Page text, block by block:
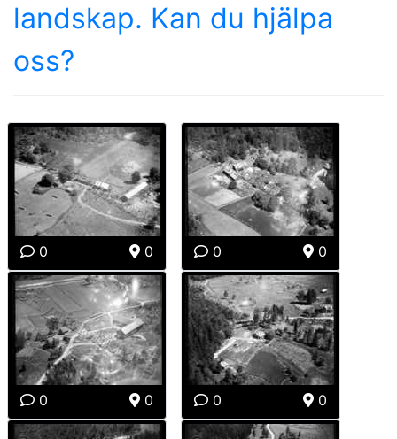
landskap. Kan du hjälpa
oss?
0 0 0 0
0 0 0 0